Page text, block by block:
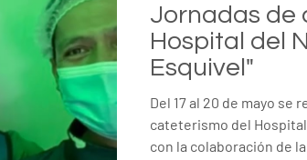
Jornadas de
Hospital del
Esquivel"
Del 17 al 20 de mayo se
cateterismo del
con la colaboración de